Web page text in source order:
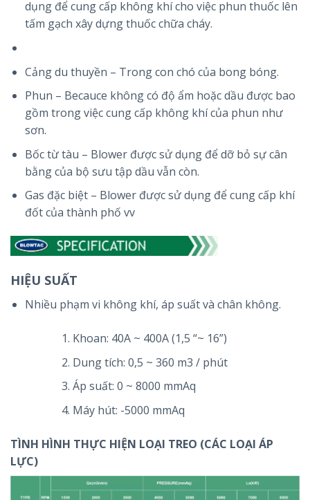
dụng để cung cấp không khí cho việc phun thuốc lên
tấm gạch xây dựng thuốc chữa cháy.
Cảng du thuyền – Trong con chó của bong bóng.
Phun – Becauce không có độ ẩm hoặc dầu được bao
gồm trong việc cung cấp không khí của phun như
sơn.
Bốc từ tàu – Blower được sử dụng để dỡ bỏ sự cân
bằng của bộ sưu tập dầu vẫn còn.
Gas đặc biệt – Blower được sử dụng để cung cấp khí
đốt của thành phố vv
HIỆU SUẤT
Nhiều phạm vi không khí, áp suất và chân không.
Khoan: 40A ~ 400A (1,5 “~ 16”)
Dung tích: 0,5 ~ 360 m3 / phút
Áp suất: 0 ~ 8000 mmAq
Máy hút: -5000 mmAq
TÌNH HÌNH THỰC HIỆN LOẠI TREO (CÁC LOẠI ÁP
LỰC)